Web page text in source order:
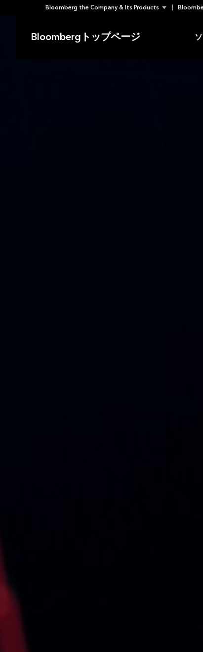
Bloomberg the Company & Its Products
Bloombergトップページ